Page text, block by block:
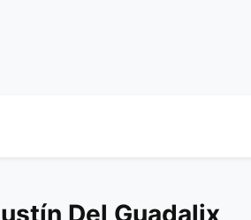
Del Guadalix